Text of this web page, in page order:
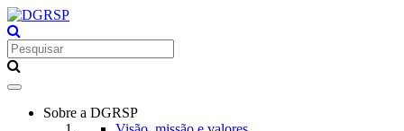
Toggle
navigationSobre a DGRSP